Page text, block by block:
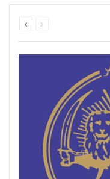
صفحه